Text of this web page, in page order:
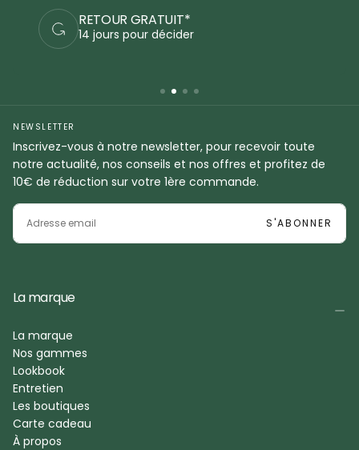
PAIEMENTS SÉCURISÉS
Commandez en sécurité
NEWSLETTER
Inscrivez-vous à notre newsletter, pour recevoir toute
notre actualité, nos conseils et nos offres et profitez de
10€ de réduction sur votre 1ère commande.
EMAIL
S'ABONNER
La marque
La marque
Nos gammes
Lookbook
Entretien
Les boutiques
Carte cadeau
À propos